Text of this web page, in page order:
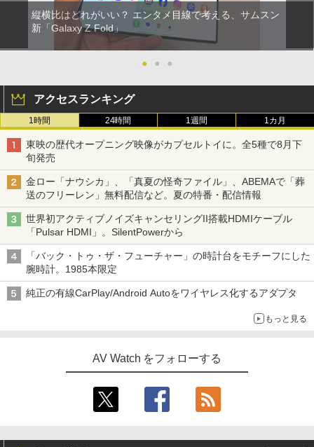
縦横比はどれがいい？ エンタメ目線で考える、サムスン
新「Galaxy Z Fold」
● ● ●
アクセスランキング
1時間 24時間 1週間 1カ月
東映の歴代オープニング映像がカプセルトイに。全5種で8月下
旬発売
金ロー「ナウシカ」、「真夏の怪奇ファイル」、ABEMAで「葬
送のフリーレン」無料配信など。夏の特番・配信情報
世界初アクティブノイズキャンセリングII搭載HDMIケーブル
「Pulsar HDMI」。SilentPowerから
「バック・トゥ・ザ・フューチャー」の時計台をモチーフにした
腕時計。1985本限定
純正の有線CarPlay/Android Autoをワイヤレス化するアダプタ
もっと見る
AV Watch をフォローする